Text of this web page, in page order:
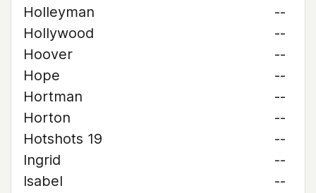
Holleyman
--
Hollywood
--
Hoover
--
Hope
--
Hortman
--
Horton
--
Hotshots 19
--
Ingrid
--
Isabel
--